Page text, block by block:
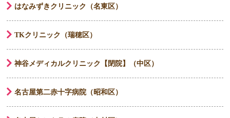
はなみずきクリニック（名東区）
TKクリニック（瑞穂区）
神谷メディカルクリニック【閉院】（中区）
名古屋第二赤十字病院（昭和区）